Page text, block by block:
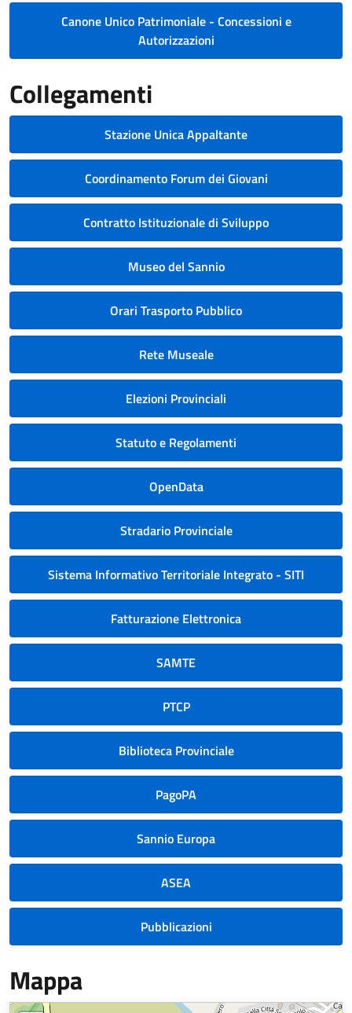
Canone Unico Patrimoniale - Concessioni e
Autorizzazioni
Collegamenti
Stazione Unica Appaltante
Coordinamento Forum dei Giovani
Contratto Istituzionale di Sviluppo
Museo del Sannio
Orari Trasporto Pubblico
Rete Museale
Elezioni Provinciali
Statuto e Regolamenti
OpenData
Stradario Provinciale
Sistema Informativo Territoriale Integrato - SITI
Fatturazione Elettronica
SAMTE
PTCP
Biblioteca Provinciale
PagoPA
Sannio Europa
ASEA
Pubblicazioni
Mappa